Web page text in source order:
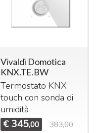
Vivaldi Domotica
KNX.TE.BW
Termostato KNX
touch con sonda di
umidità
€ 345,00 383,00